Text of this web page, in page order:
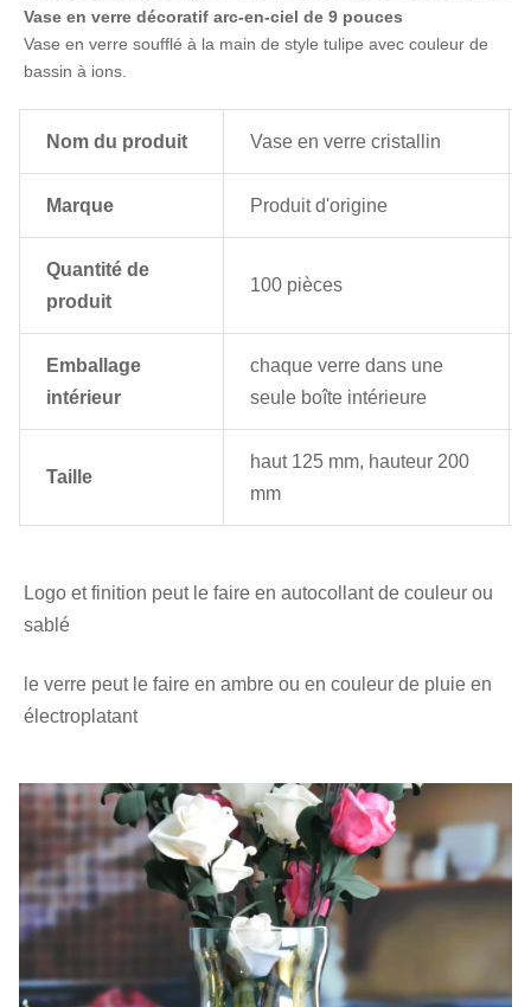
Vase en verre décoratif arc-en-ciel de 9 pouces
Vase en verre soufflé à la main de style tulipe avec couleur de
bassin à ions.
Nom du produit Vase en verre cristallin
Marque Produit d'origine
Quantité de
produit
100 pièces
Emballage
intérieur
chaque verre dans une
seule boîte intérieure
Taille
haut 125 mm, hauteur 200
mm
Logo et finition peut le faire en autocollant de couleur ou
sablé
le verre peut le faire en ambre ou en couleur de pluie en
électroplatant